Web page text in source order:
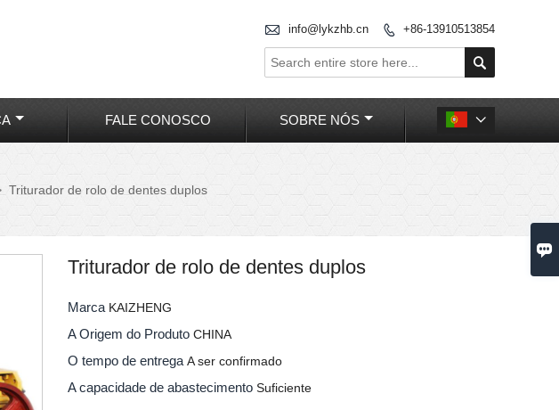

 info@lykzhb.cn  +86-13910513854

FALE CONOSCO SOBRE NÓS 
Triturador de rolo de dentes duplos
Triturador de rolo de dentes duplos
Marca KAIZHENG
A Origem do ProdutoCHINA
O tempo de entregaA ser confirmado
A capacidade de abastecimentoSuficiente